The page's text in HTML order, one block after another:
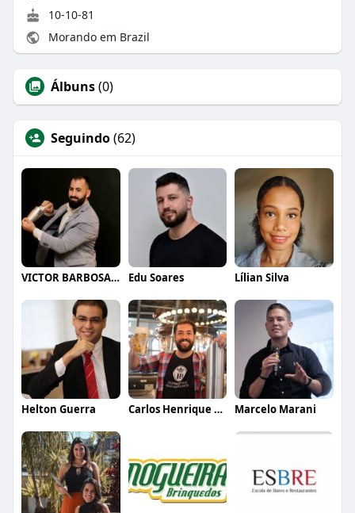
10-10-81
Morando em Brazil
Álbuns(0)
Seguindo(62)
VICTOR BARBOSA QUARANTA Edu Soares Lílian Silva
Helton Guerra Carlos Henrique de Faria Vasconcelos Marcelo Marani